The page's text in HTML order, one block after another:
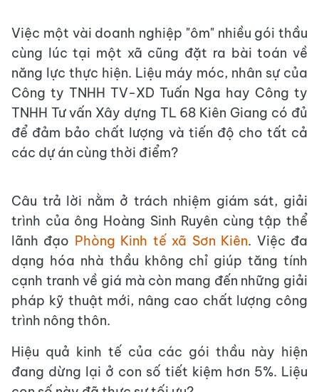
Việc một vài doanh nghiệp "ôm" nhiều gói thầu
cùng lúc tại một xã cũng đặt ra bài toán về
năng lực thực hiện. Liệu máy móc, nhân sự của
Công ty TNHH TV-XD Tuấn Nga hay Công ty
TNHH Tư vấn Xây dựng TL 68 Kiên Giang có đủ
để đảm bảo chất lượng và tiến độ cho tất cả
các dự án cùng thời điểm?
Câu trả lời nằm ở trách nhiệm giám sát, giải
trình của ông Hoàng Sinh Ruyên cùng tập thể
lãnh đạo Phòng Kinh tế xã Sơn Kiên. Việc đa
dạng hóa nhà thầu không chỉ giúp tăng tính
cạnh tranh về giá mà còn mang đến những giải
pháp kỹ thuật mới, nâng cao chất lượng công
trình nông thôn.
Hiệu quả kinh tế của các gói thầu này hiện
đang dừng lại ở con số tiết kiệm hơn 5%. Liệu